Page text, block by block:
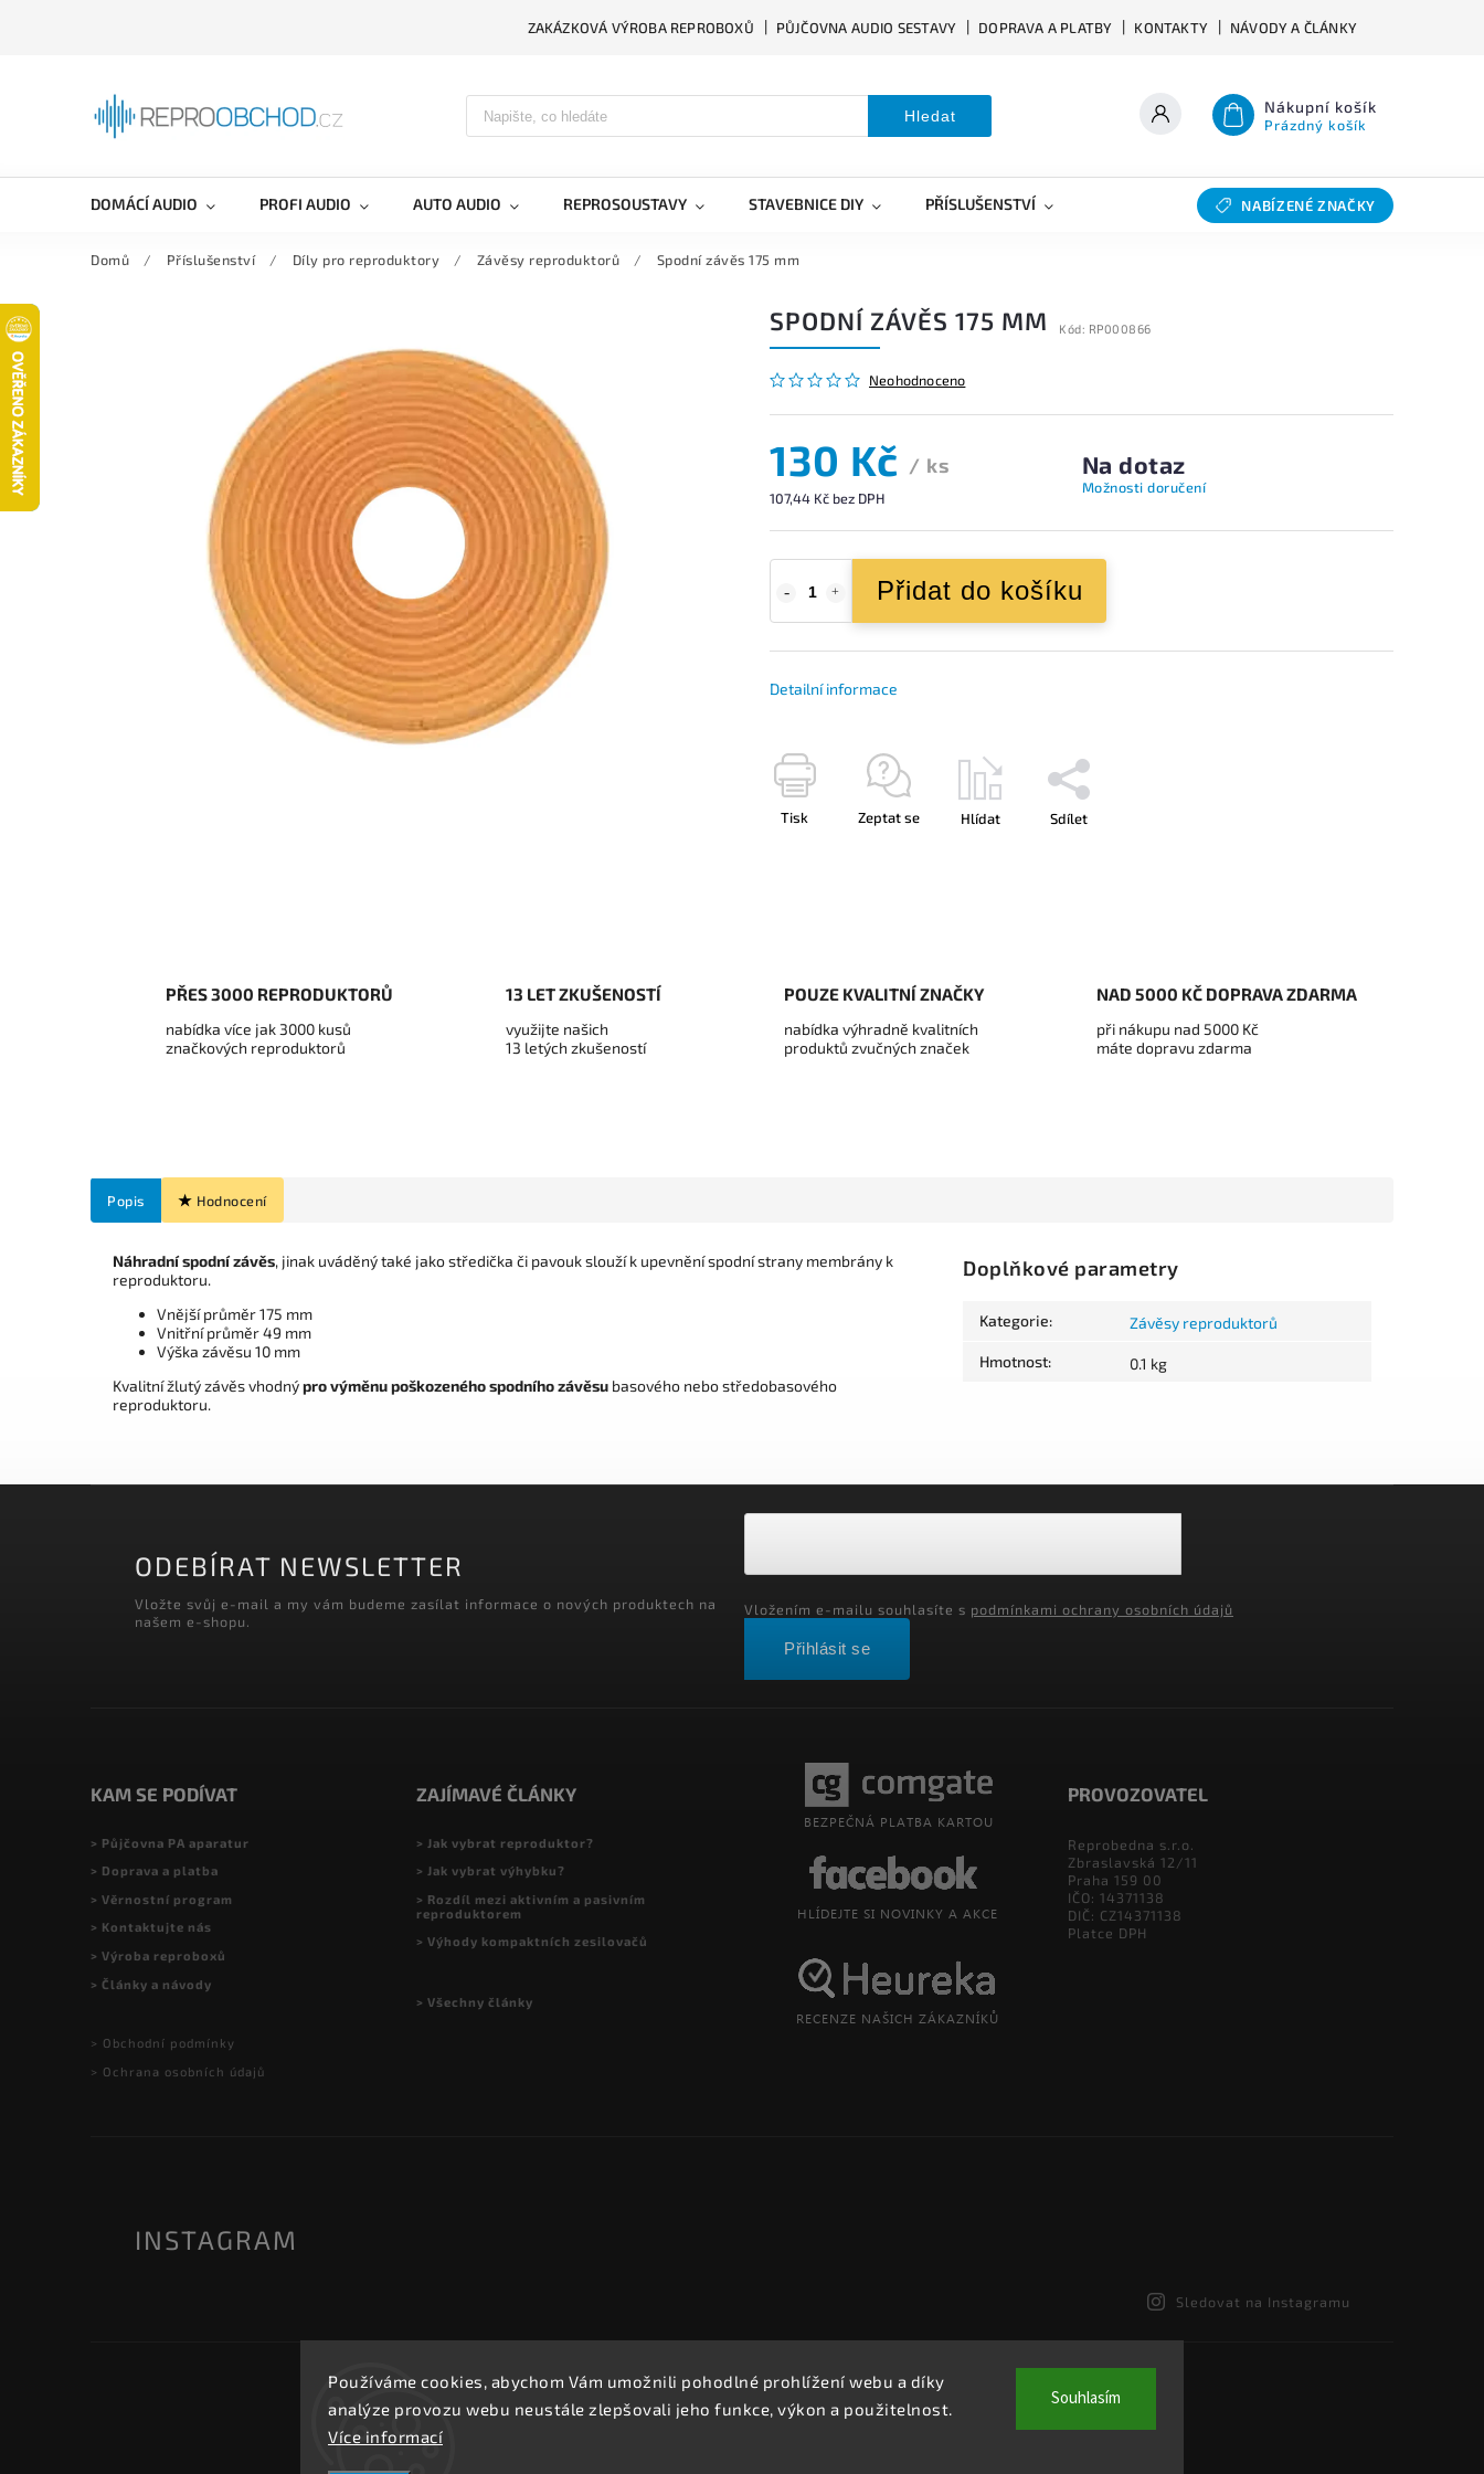
Používáme cookies, abychom Vám umožnili pohodlné prohlížení webu a díky
analýze provozu webu neustále zlepšovali jeho funkce, výkon a použitelnost.
Více informací
Souhlasím
ZAKÁZKOVÁ VÝROBA REPROBOXŮ PŮJČOVNA AUDIO SESTAVY DOPRAVA A PLATBY KONTAKTY NÁVODY A ČLÁNKY
Hledat Nákupní košík
Prázdný košík
DOMÁCÍ AUDIO PROFI AUDIO AUTO AUDIO REPROSOUSTAVY STAVEBNICE DIY PŘÍSLUŠENSTVÍ SLEVY BAZAR
NABÍZENÉ ZNAČKY
Domů / Příslušenství / Díly pro reproduktory / Závěsy reproduktorů / Spodní závěs 175 mm
SPODNÍ ZÁVĚS 175 MM Kód: RP000866
Neohodnoceno
130 Kč / ks
107,44 Kč bez DPH
Na dotaz
Možnosti doručení
Přidat do košíku
Detailní informace
Tisk Zeptat se Hlídat Sdílet
PŘES 3000 REPRODUKTORŮ
nabídka více jak 3000 kusů
značkových reproduktorů
13 LET ZKUŠENOSTÍ
využijte našich
13 letých zkušeností
POUZE KVALITNÍ ZNAČKY
nabídka výhradně kvalitních
produktů zvučných značek
NAD 5000 KČ DOPRAVA ZDARMA
při nákupu nad 5000 Kč
máte dopravu zdarma
Popis Hodnocení
Náhradní spodní závěs, jinak uváděný také jako středička či pavouk slouží k upevnění spodní strany membrány k
reproduktoru.
Vnější průměr 175 mm
Vnitřní průměr 49 mm
Výška závěsu 10 mm
Kvalitní žlutý závěs vhodnýpro výměnu poškozeného spodního závěsu basového nebo středobasového
reproduktoru.
Doplňkové parametry
Kategorie: Závěsy reproduktorů
Hmotnost: 0.1 kg
ODEBÍRAT NEWSLETTER
Vložte svůj e-mail a my vám budeme zasílat informace o nových produktech na
našem e-shopu.
Vložením e-mailu souhlasíte s podmínkami ochrany osobních údajů
Přihlásit se
KAM SE PODÍVAT
> Půjčovna PA aparatur
> Doprava a platba
> Věrnostní program
> Kontaktujte nás
> Výroba reproboxů
> Články a návody
> Obchodní podmínky
> Ochrana osobních údajů
ZAJÍMAVÉ ČLÁNKY
> Jak vybrat reproduktor?
> Jak vybrat výhybku?
> Rozdíl mezi aktivním a pasivním
reproduktorem
> Výhody kompaktních zesilovačů
> Všechny články
PROVOZOVATEL
Reprobedna s.r.o.
Zbraslavská 12/11
Praha 159 00
IČO: 14371138
DIČ: CZ14371138
Platce DPH
INSTAGRAM
Sledovat na Instagramu
Copyright 2026REPROOBCHOD.cz. Všechna práva vyhrazena.
Upravit nastavení cookies